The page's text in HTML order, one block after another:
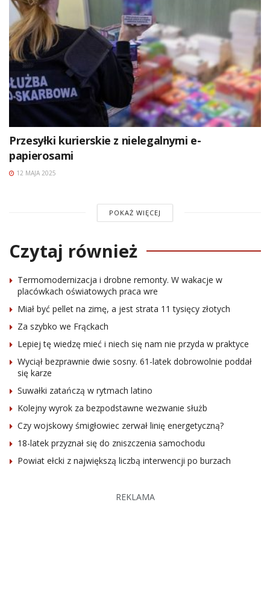
Przesyłki kurierskie z nielegalnymi e-
papierosami
12 MAJA 2025
POKAŻ WIĘCEJ
Czytaj również
Termomodernizacja i drobne remonty. W wakacje w
placówkach oświatowych praca wre
Miał być pellet na zimę, a jest strata 11 tysięcy złotych
Za szybko we Frąckach
Lepiej tę wiedzę mieć i niech się nam nie przyda w praktyce
Wyciął bezprawnie dwie sosny. 61-latek dobrowolnie poddał
się karze
Suwałki zatańczą w rytmach latino
Kolejny wyrok za bezpodstawne wezwanie służb
Czy wojskowy śmigłowiec zerwał linię energetyczną?
18-latek przyznał się do zniszczenia samochodu
Powiat ełcki z największą liczbą interwencji po burzach
REKLAMA